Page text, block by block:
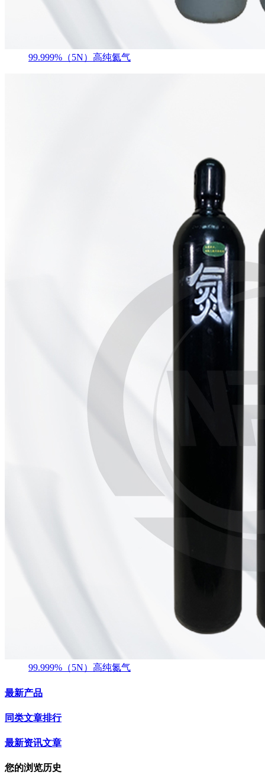
99.999%（5N）高纯氦气
99.999%（5N）高纯氮气
最新产品
同类文章排行
最新资讯文章
您的浏览历史